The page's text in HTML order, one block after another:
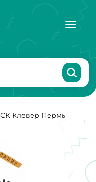
СК Клевер Пермь